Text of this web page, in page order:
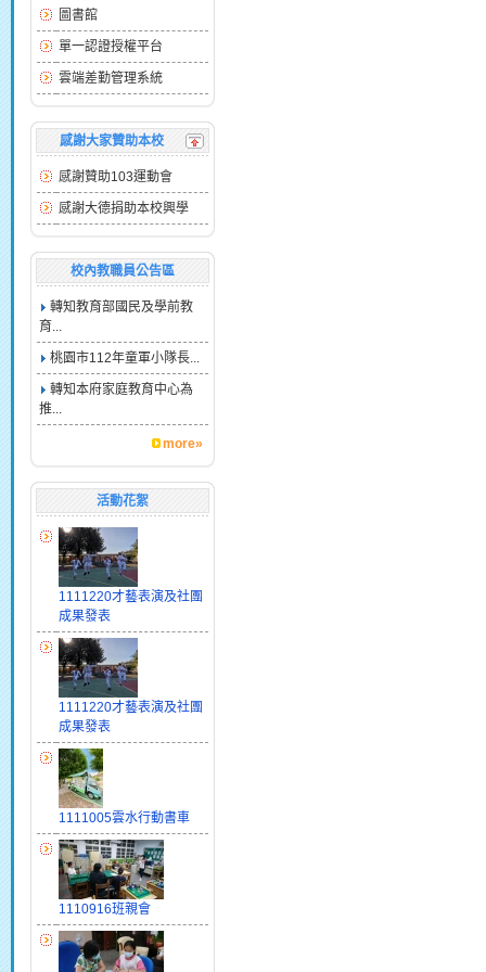
圖書館
單一認證授權平台
雲端差勤管理系統
感謝大家贊助本校
感謝贊助103運動會
感謝大德捐助本校興學
校內教職員公告區
轉知教育部國民及學前教
育...
桃園市112年童軍小隊長...
轉知本府家庭教育中心為
推...
more»
活動花絮
1111220才藝表演及社團
成果發表
1111220才藝表演及社團
成果發表
1111005雲水行動書車
1110916班親會